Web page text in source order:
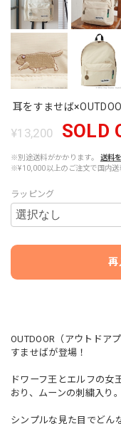
耳をすませば
¥13,200 SOLD
※別途送料がかかります。
送料
※¥10,000以上のご注文で国内送
ラッピング
再
OUTDOOR（アウトドア
すませばが登場！
ドワーフ王とエルフの女
おり、ムーンの刺繍入り。
シンプルな見た目でどん